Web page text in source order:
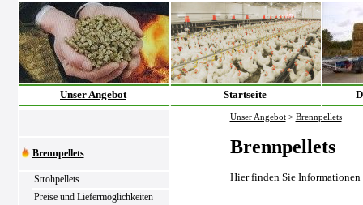
Unser Angebot Startseite
Brennpellets
Strohpellets
Preise und Liefermöglichkeiten
Unser Angebot > Brennpellets
Brennpellets
Hier finden Sie Informationen